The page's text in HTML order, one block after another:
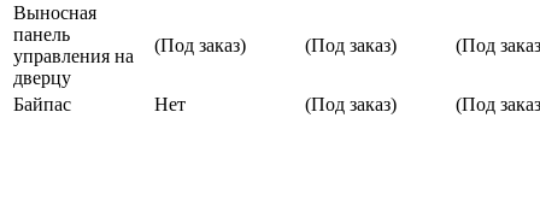
Выносная
панель
управления на
дверцу
(Под заказ) (Под заказ) (Под
Байпас Нет (Под заказ) (Под